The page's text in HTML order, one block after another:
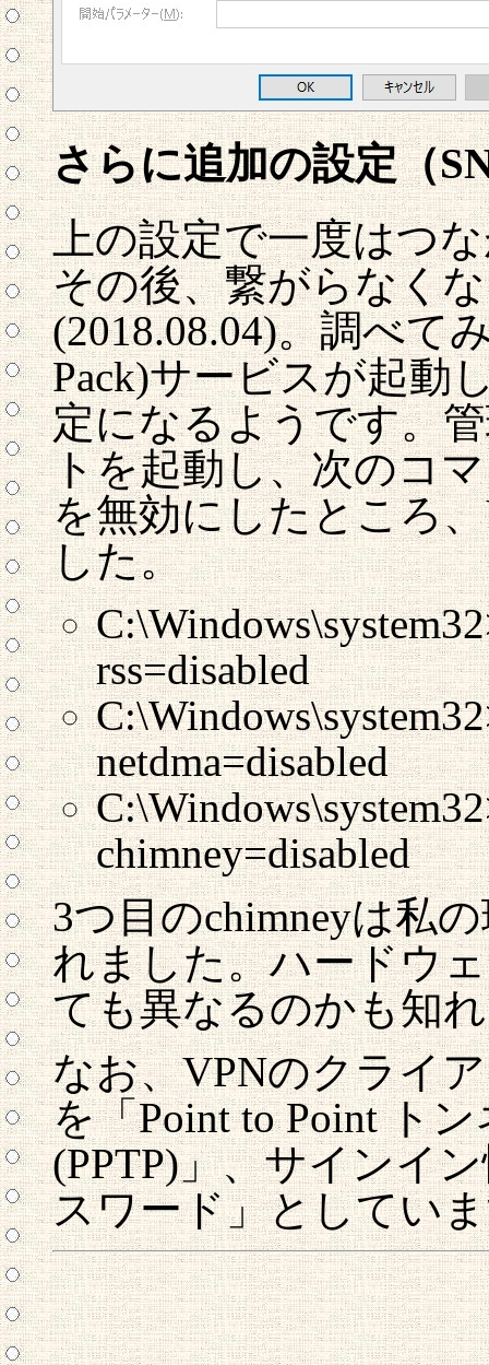
さらに追加の設定（
上の設定で一度はつ
その後、繋がらなく
(2018.08.04)。調べて
Pack)サービスが起動
定になるようです。
トを起動し、次のコ
を無効にしたところ
した。
rss=disabled
netdma=disabled
chimney=disabled
3つ目のchimneyは私
れました。ハードウ
ても異なるのかも知
なお、VPNのクライ
を「Point to Point ト
(PPTP)」、サインイ
スワード」としてい